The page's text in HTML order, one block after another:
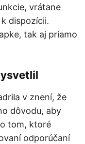
vrátane
dispozícii.
tak aj priamo
v znení, že
dôvodu, aby
tom, ktoré
odporúčaní